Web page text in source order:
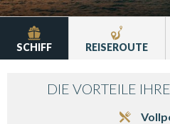
SCHIFF REISEROUTE
DIE VORTEILE